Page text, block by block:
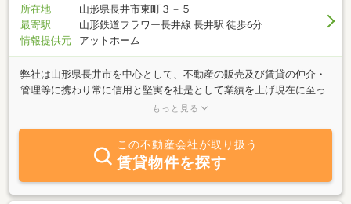
所在地
山形県長井市東町３－５
最寄駅
山形鉄道フラワー長井線 長井駅 徒歩6分
情報提供元
アットホーム
弊社は山形県長井市を中心として、不動産の販売及び賃貸の仲介・
管理等に携わり常に信用と堅実を社是として業績を上げ現在に至っ
ております。企画開発から、さらにアフターサービスにいたるまで
ください。人と住まいのグッドパートナーとして、より確かな情報
とサービスをご提供して参ります。
もっと見る
この不動産会社が取り扱う
賃貸物件を探す